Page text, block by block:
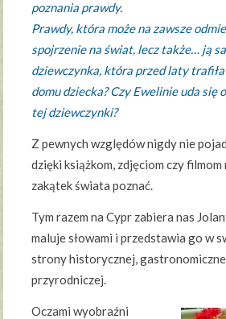
poznania prawdy.
Prawdy, która może na zawsze
spojrzenie na świat, lecz także… ją
dziewczynka, która przed laty
domu dziecka? Czy Ewelinie uda się
tej dziewczynki?
Z pewnych względów nigdy nie
dzięki książkom, zdjęciom czy
zakątek świata poznać.
Tym razem na Cypr zabiera nas
maluje słowami i przedstawia go w
strony historycznej,
przyrodniczej.
Oczami wyobraźni